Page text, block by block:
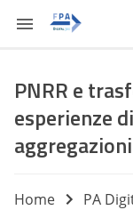
PNRR e
esperienze
Home PA